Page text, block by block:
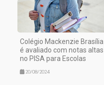
Colégio Mackenzie Brasília
é avaliado com notas altas
no PISA para Escolas
20/08/2024